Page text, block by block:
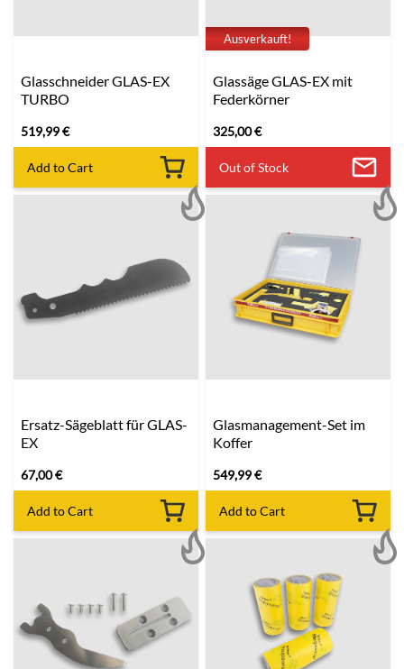
Glasschneider GLAS-EX
TURBO
519,99€
Add to Cart
Ausverkauft!
Glassäge GLAS-EX mit
Federkörner
325,00€
Out of Stock
Ersatz-Sägeblatt für GLAS-
EX
67,00€
Add to Cart
Glasmanagement-Set im
Koffer
549,99€
Add to Cart